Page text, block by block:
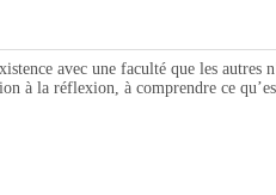
avec une faculté que les
à la réflexion, à comprendre ce